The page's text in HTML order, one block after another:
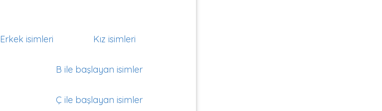
Erkek isimleri Kız isimleri
B ile başlayan isimler
Ç ile başlayan isimler